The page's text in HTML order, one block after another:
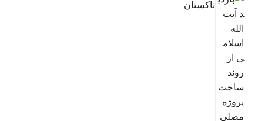
تاکستان